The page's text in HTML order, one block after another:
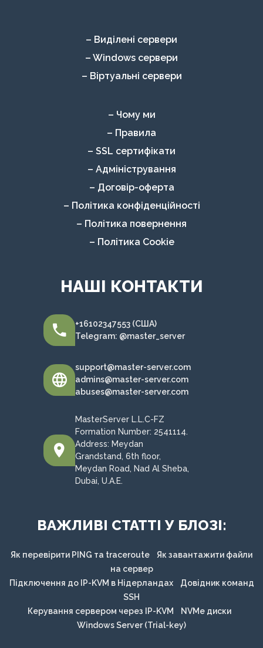
– Виділені сервери
– Windows сервери
– Віртуальні сервери
– Чому ми
– Правила
– SSL сертифікати
– Адміністрування
– Договір-оферта
– Політика конфіденційності
– Політика повернення
– Політика Cookie
НАШІ КОНТАКТИ
+16102347553 (США)
Telegram: @master_server
support@master-server.com
admins@master-server.com
abuses@master-server.com
MasterServer L.L.C-FZ
Formation Number: 2541114.
Address: Meydan
Grandstand, 6th floor,
Meydan Road, Nad Al Sheba,
Dubai, U.A.E.
ВАЖЛИВІ СТАТТІ У БЛОЗІ:
Як перевірити PING та traceroute
Як завантажити файли
на сервер
Підключення до IP-KVM в Нідерландах
Довідник команд
SSH
Керування сервером через IP-KVM
NVMe диски
Windows Server (Trial-key)